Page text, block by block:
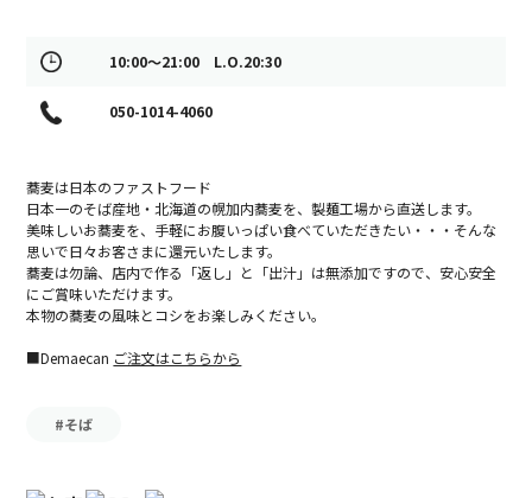
10:00～21:00 L.O.20:30
050-1014-4060
蕎麦は日本のファストフード
日本一のそば産地・北海道の幌加内蕎麦を、製麺工場から直送します。
美味しいお蕎麦を、手軽にお腹いっぱい食べていただきたい・・・そんな
思いで日々お客さまに還元いたします。
蕎麦は勿論、店内で作る「返し」と「出汁」は無添加ですので、安心安全
にご賞味いただけます。
本物の蕎麦の風味とコシをお楽しみください。
■Demaecan ご注文はこちらから
#そば